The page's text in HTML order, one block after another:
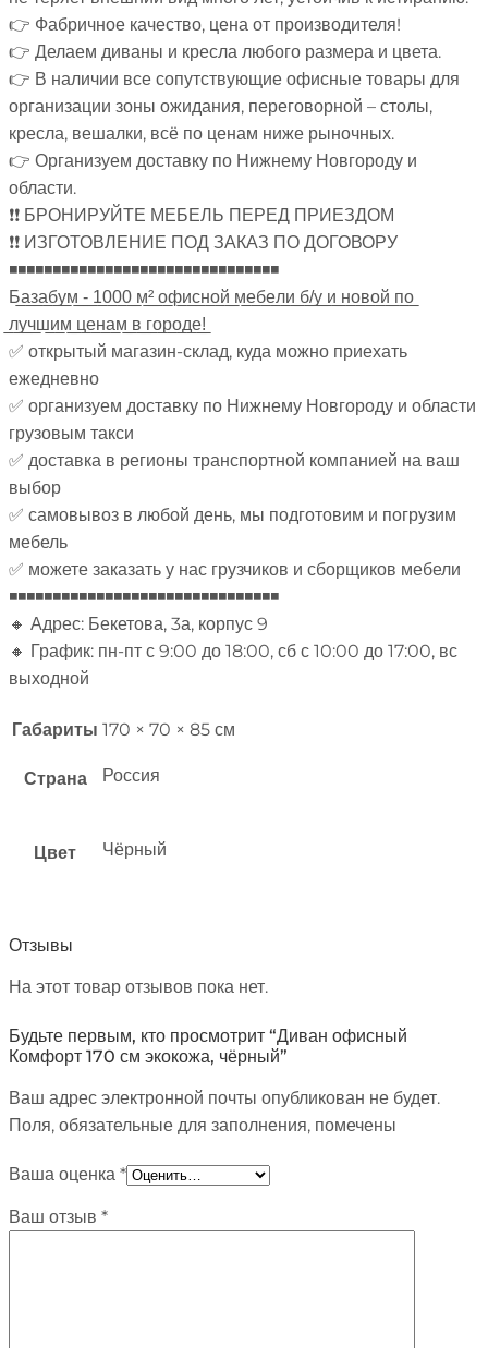
👉 Фабричное качество, цена от производителя!
👉 Делаем диваны и кресла любого размера и цвета.
👉 В наличии все сопутствующие офисные товары для
организации зоны ожидания, переговорной – столы,
кресла, вешалки, всё по ценам ниже рыночных.
👉 Организуем доставку по Нижнему Новгороду и
области.
❗❗ БРОНИРУЙТЕ МЕБЕЛЬ ПЕРЕД ПРИЕЗДОМ
❗❗ ИЗГОТОВЛЕНИЕ ПОД ЗАКАЗ ПО ДОГОВОРУ
◾◾◾◾◾◾◾◾◾◾◾◾◾◾◾◾◾◾◾◾◾◾◾◾◾◾◾◾◾◾◾
Б̲а̲з̲а̲б̲у̲м̲ ̲-̲ ̲1̲0̲0̲0̲ ̲м̲²̲ ̲о̲ф̲и̲с̲н̲о̲й̲ ̲м̲е̲б̲е̲л̲и̲ ̲б̲/̲у̲ ̲и̲ ̲н̲о̲в̲о̲й̲ ̲п̲о̲
̲л̲у̲ч̲ш̲и̲м̲ ̲ц̲е̲н̲а̲м̲ ̲в̲ ̲г̲о̲р̲о̲д̲е̲!̲
✅ открытый магазин-склад, куда можно приехать
ежедневно
✅ организуем доставку по Нижнему Новгороду и области
грузовым такси
✅ доставка в регионы транспортной компанией на ваш
выбор
✅ самовывоз в любой день, мы подготовим и погрузим
мебель
✅ можете заказать у нас грузчиков и сборщиков мебели
◾◾◾◾◾◾◾◾◾◾◾◾◾◾◾◾◾◾◾◾◾◾◾◾◾◾◾◾◾◾◾
🔸 Адрес: Бекетова, 3а, корпус 9
🔸 График: пн-пт с 9:00 до 18:00, сб с 10:00 до 17:00, вс
выходной
Габариты 170 × 70 × 85 см
Страна Россия
Цвет Чёрный
Отзывы
На этот товар отзывов пока нет.
Будьте первым, кто просмотрит “Диван офисный
Комфорт 170 см экокожа, чёрный”
Ваш адрес электронной почты опубликован не будет.
Поля, обязательные для заполнения, помечены
Ваша оценка *
Ваш отзыв *